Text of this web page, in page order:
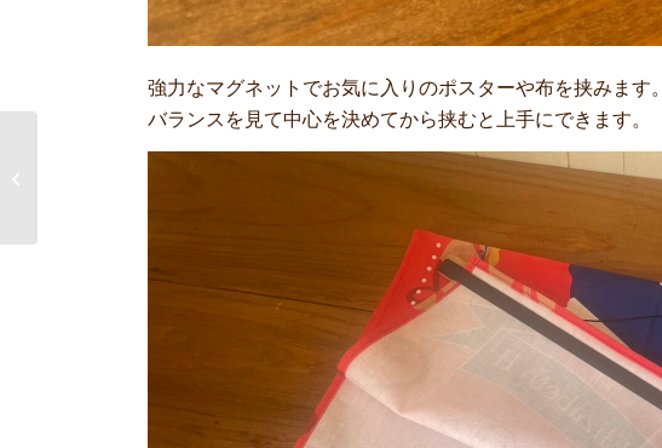
強力なマグネットでお気に入りのポスターや布を挟みます。
バランスを見て中心を決めてから挟むと上手にできます。